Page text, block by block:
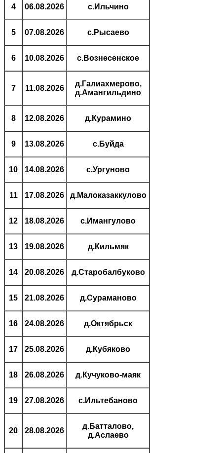
4 06.08.2026 с.Ильчино
5 07.08.2026 с.Рысаево
6 10.08.2026 с.Вознесенское
7 11.08.2026
д.Галиахмерово,
д.Амангильдино
8 12.08.2026 д.Курамино
9 13.08.2026 с.Буйда
10 14.08.2026 с.Ургуново
11 17.08.2026 д.Малоказаккулово
12 18.08.2026 с.Имангулово
13 19.08.2026 д.Кильмяк
14 20.08.2026 д.Старобалбуково
15 21.08.2026 д.Сураманово
16 24.08.2026 д.Октябрьск
17 25.08.2026 д.Кубяково
18 26.08.2026 д.Кучуково-маяк
19 27.08.2026 с.Ильтебаново
20 28.08.2026
д.Батталово,
д.Аслаево